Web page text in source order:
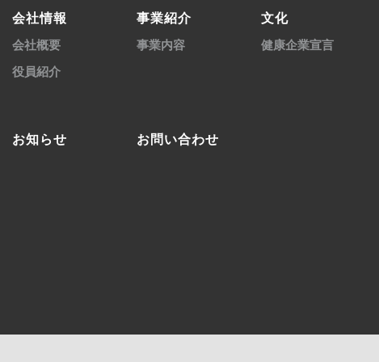
会社情報
会社概要
役員紹介
事業紹介
事業内容
文化
健康企業宣言
お知らせ お問い合わせ